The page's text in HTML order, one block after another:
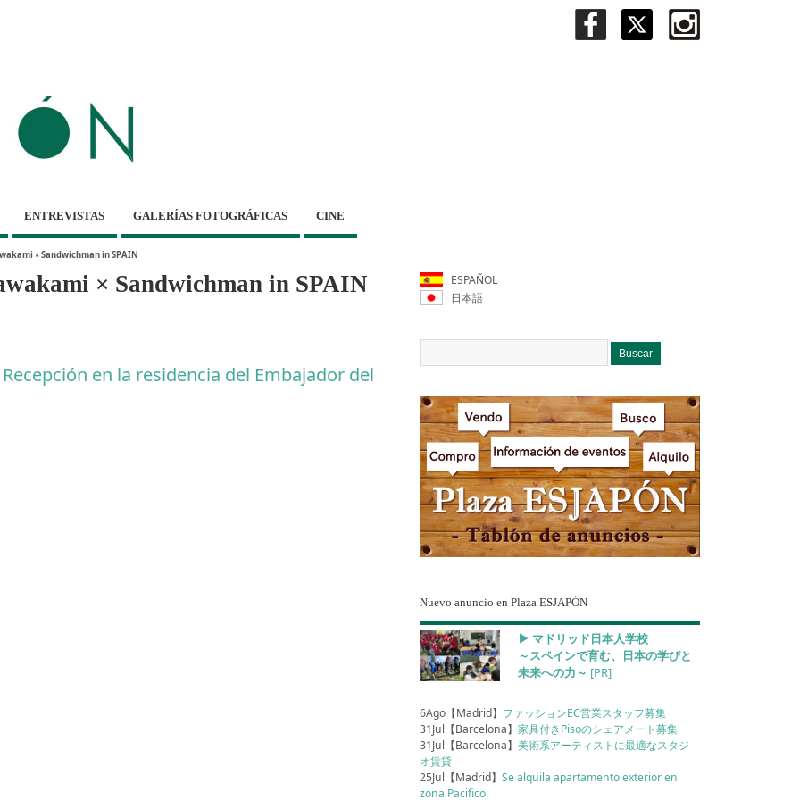
ENTREVISTAS GALERÍAS FOTOGRÁFICAS CINE
× Sandwichman in SPAIN
× Sandwichman in SPAIN
en la residencia del Embajador del
ESPAÑOL
日本語
Nuevo anuncio en Plaza ESJAPÓN
▶︎ マドリッド日本人学校
～スペインで育む、日本の学びと
未来への力～ [PR]
6Ago【Madrid】 ファッションEC営業スタッフ募集
31Jul【Barcelona】家具付きPisoのシェアメート募集
31Jul【Barcelona】美術系アーティストに最適なスタジ
オ賃貸
25Jul【Madrid】Se alquila apartamento exterior en
zona Pacifico